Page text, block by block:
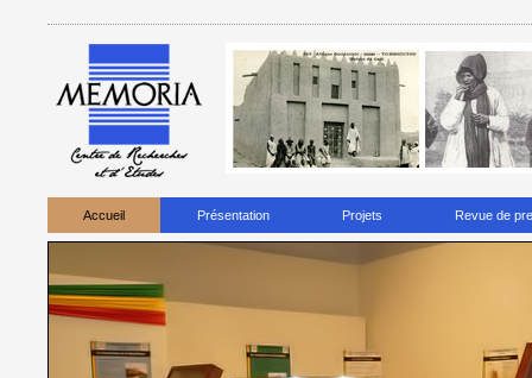
Accueil Présentation Projets Revue de
'à une heure. Cela s'est avéré utile parce que le tirvadirectement aux
été achevésau cours de lamaladie qui porte le nom d'impuissance.
allergiquedes saveurs de médicaments universels qui peuvent
varier
Cependant, beaucoup de temps peut disparaître lorsque vous travaillez